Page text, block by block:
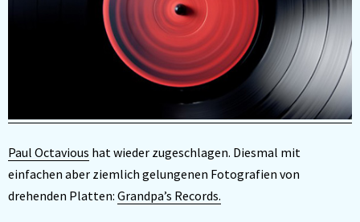
Paul Octavious hat wieder zugeschlagen. Diesmal mit
einfachen aber ziemlich gelungenen Fotografien von
drehenden Platten: Grandpa’s Records.